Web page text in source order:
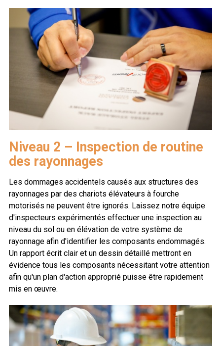
Niveau 2 – Inspection de routine
des rayonnages
Les dommages accidentels causés aux structures des
rayonnages par des chariots élévateurs à fourche
motorisés ne peuvent être ignorés. Laissez notre équipe
d'inspecteurs expérimentés effectuer une inspection au
niveau du sol ou en élévation de votre système de
rayonnage afin d'identifier les composants endommagés.
Un rapport écrit clair et un dessin détaillé mettront en
évidence tous les composants nécessitant votre attention
afin qu'un plan d'action approprié puisse être rapidement
mis en œuvre.